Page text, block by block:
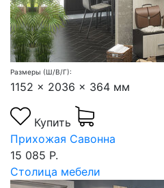
Размеры (Ш/В/Г):
1152 x 2036 x 364 мм
Купить
Прихожая Савонна
15 085 Р.
Столица мебели